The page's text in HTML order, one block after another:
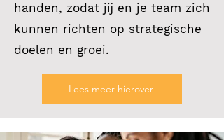
handen, zodat jij en je team zich
kunnen richten op strategische
doelen en groei.
Lees meer hierover